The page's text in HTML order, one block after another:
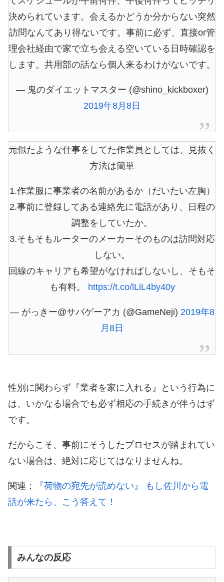
決められています。会えるかどうか分からない突然
訪問なんてあり得ないです。事前に必ず、直接or管
理会社経由で家で立ち会える空いている日時確認を
します。共用部の話なら個人来るわけがないです。
— 鬼のダイエットマスター (@shino_kickboxer)
2019年8月8日
元似たような仕事をしてた作業員としては、見抜く
方法は簡単
1.作業服に事業者の名前があるか（だいたい左胸）
2.事前に登録してある連絡先に電話があり、日程の
調整をしていたか。
3.そもそもルーターのメーカーそのものは訪問対応
しない。
回線のキャリアも希望がなければしないし、そもそ
も有料。
https://t.co/lLiL4by40y
— がっきー@サバゲーアカ (@GameNeji) 2019年8
月8日
性別に関わらず『業者を家に入れる』という行為に
は、いかなる場合でも必ず相応の手続きが伴うはず
です。
だからこそ、事前にそうしたプロセスが踏まれてい
ない場合は、絶対に応じてはなりませんね。
関連：
『荷物の宛先が読めない』 もし佐川から電
話が来たら、こう答えて！
みんなの反応